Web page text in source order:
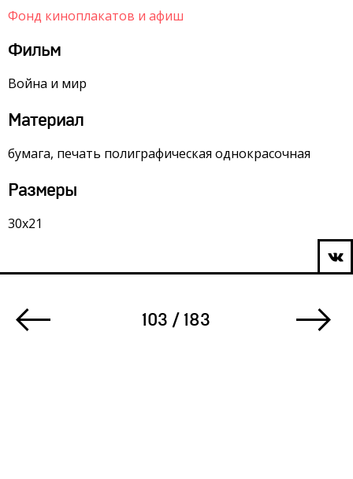
Фонд киноплакатов и афиш
Фильм
Война и мир
Материал
бумага, печать полиграфическая однокрасочная
Размеры
30х21
103 / 183